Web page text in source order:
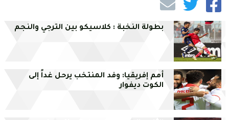
بطولة النخبة : كلاسيكو بين الترجي والنجم
أمم إفريقيا: وفد المنتخب يرحل غداً إلى
الكوت ديفوار